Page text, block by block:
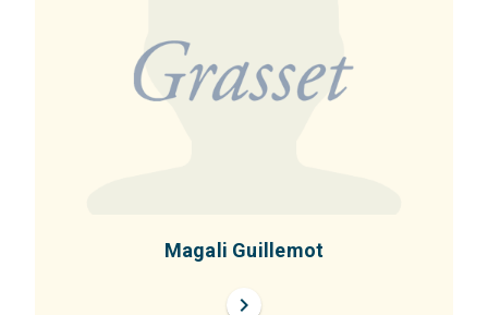
Magali Guillemot
chevron_right